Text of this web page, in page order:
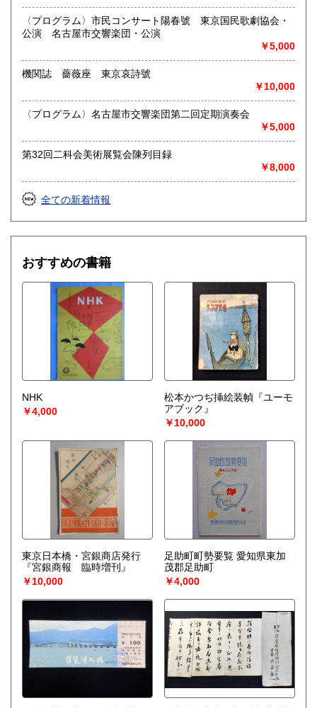
愛知県・岐阜県を中心に近県の方、日時打ち合わせの後、ご
訪問し、見積もり・買入をさせていただきます。
まずはお気軽にご連絡ください。
お品物を送料着払いでお送りいただければ、即日に評価しご
連絡ご送金いたします。
愛知県江南市前飛保町栄284 扶桑文庫 担当井
上
取り扱い分野
総記、哲学宗教、歴史、社会科学、自然科学、美術工芸、国
語国文、外国文学、古典籍、近代文献、趣味、外国書、サブ
カルチャー、古書一般（その他）
古文書・和本・刷り物・絵葉書・近代文献資料・エフェメラ
〈プログラム〉市民コンサート陽春號 東京国民歌劇協会・
公演 名古屋市交響楽団・公演
￥5,000
機関誌 薔薇座 東京哀詩號
￥10,000
〈プログラム〉名古屋市交響楽団第二回定期演奏会
￥5,000
第32回二科会美術展覧会陳列目録
￥8,000
全ての新着情報
おすすめの書籍
NHK
￥4,000
松本かつぢ挿絵装幀『ユーモ
アブック』
￥10,000
東京日本橋・宮銀商店発行
『宮銀商報 臨時増刊』
￥10,000
足助町町勢要覧 愛知県東加
茂郡足助町
￥4,000